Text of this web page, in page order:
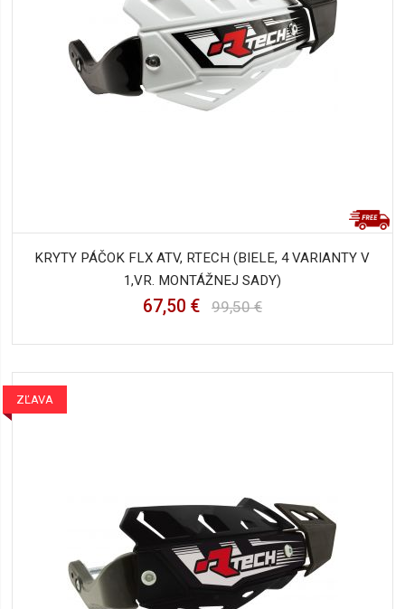
KRYTY PÁČOK FLX ATV, RTECH (BIELE, 4 VARIANTY V
1,VR. MONTÁŽNEJ SADY)
67,50 € 99,50 €
ZĽAVA